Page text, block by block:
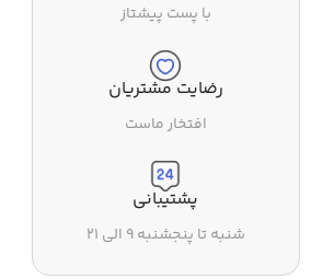
با پست پیشتاز
رضایت مشتریان
افتخار ماست
پشتیبانی
شنبه تا پنجشنبه ۹ الی ۲۱